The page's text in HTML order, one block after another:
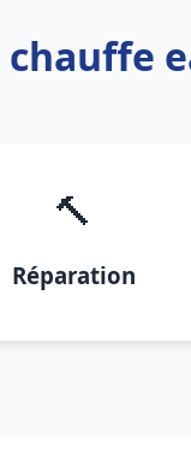
🔨
Réparation